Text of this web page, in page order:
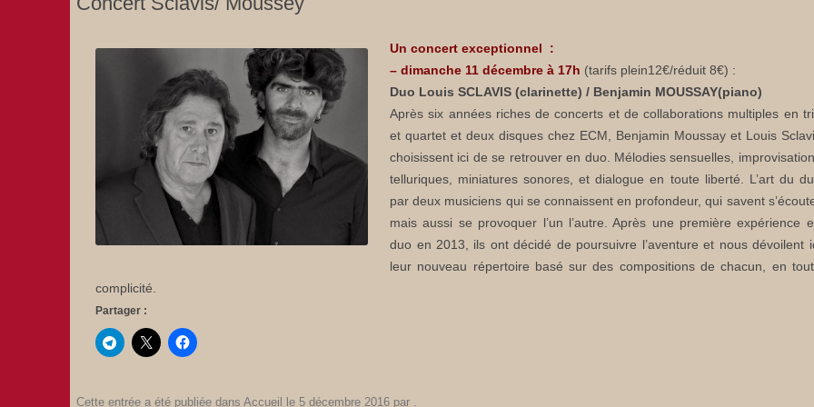
Un concert exceptionnel :
–dimanche 11 décembre à 17h (tarifs plein12€/réduit 8€) :
Duo Louis SCLAVIS (clarinette) / Benjamin MOUSSAY(piano)
Après six années riches de concerts et de collaborations multiples en
et quartet et deux disques chez ECM, Benjamin Moussay et Louis
choisissent ici de se retrouver en duo. Mélodies sensuelles,
telluriques, miniatures sonores, et dialogue en toute liberté. L’art du
par deux musiciens qui se connaissent en profondeur, qui savent
mais aussi se provoquer l’un l’autre. Après une première expérience
duo en 2013, ils ont décidé de poursuivre l’aventure et nous dévoilent
leur nouveau répertoire basé sur des compositions de chacun, en
complicité.
Partager :
Cette entrée a été publiée dans Accueil le 5 décembre 2016 par